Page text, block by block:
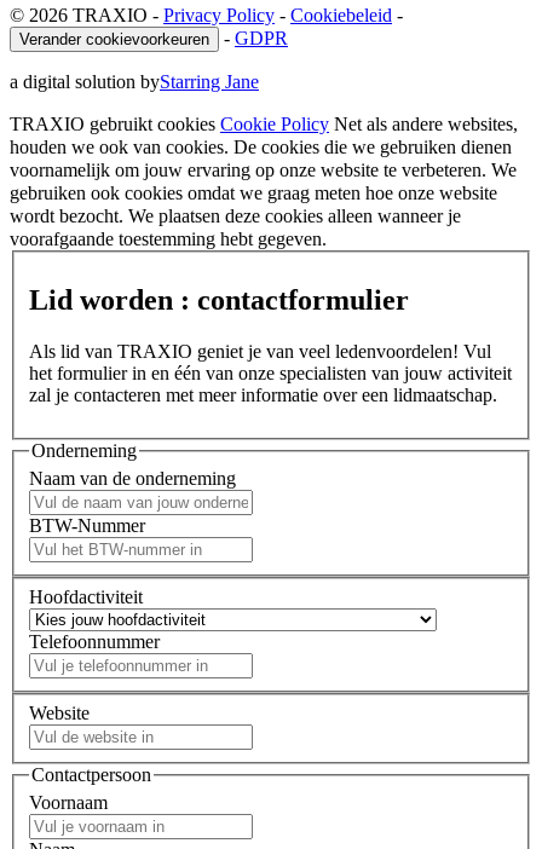
© 2026 TRAXIO - Privacy Policy - Cookiebeleid -
Verander cookievoorkeuren - GDPR
a digital solution byStarring Jane
TRAXIO gebruikt cookies Cookie Policy Net als andere websites,
houden we ook van cookies. De cookies die we gebruiken dienen
voornamelijk om jouw ervaring op onze website te verbeteren. We
gebruiken ook cookies omdat we graag meten hoe onze website
wordt bezocht. We plaatsen deze cookies alleen wanneer je
voorafgaande toestemming hebt gegeven.
Lid worden : contactformulier
Als lid van TRAXIO geniet je van veel ledenvoordelen! Vul
het formulier in en één van onze specialisten van jouw activiteit
zal je contacteren met meer informatie over een lidmaatschap.
Onderneming
Naam van de onderneming
BTW-Nummer
Hoofdactiviteit
Telefoonnummer
Website
Contactpersoon
Voornaam